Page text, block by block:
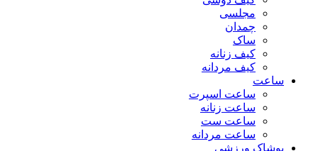
مجلسی
چمدان
ساک
کیف زنانه
کیف مردانه
ساعت
ساعت اسپرت
ساعت زنانه
ساعت ست
ساعت مردانه
پوشاک ورزشی